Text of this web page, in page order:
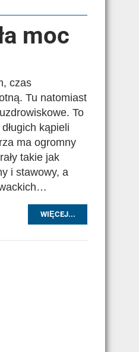
moc
czas
Tu natomiast
To
kąpieli
ma ogromny
takie jak
i stawowy, a
WIĘCEJ...